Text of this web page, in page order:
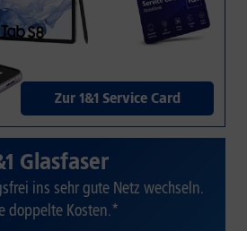
Zur 1&1 Service Card
Glasfaser
ins sehr gute Netz wechseln.
doppelte Kosten.*